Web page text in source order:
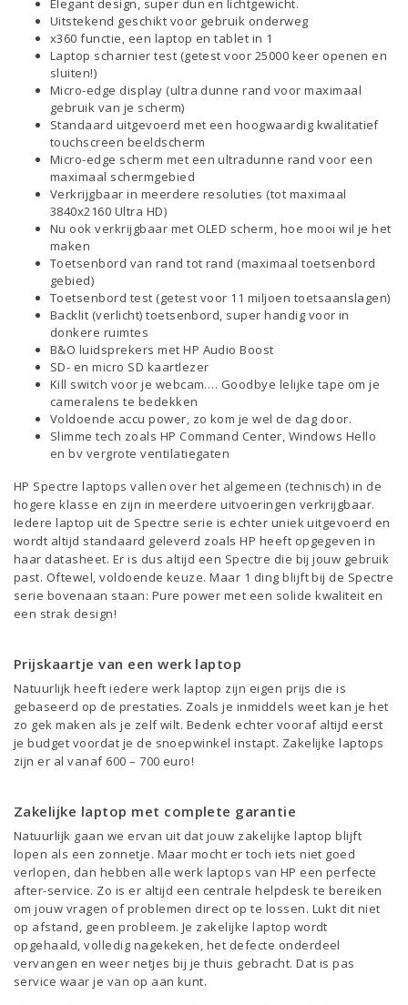
Elegant design, super dun en lichtgewicht.
Uitstekend geschikt voor gebruik onderweg
x360 functie, een laptop en tablet in 1
Laptop scharnier test (getest voor 25000 keer openen en
sluiten!)
Micro-edge display (ultra dunne rand voor maximaal
gebruik van je scherm)
Standaard uitgevoerd met een hoogwaardig kwalitatief
touchscreen beeldscherm
Micro-edge scherm met een ultradunne rand voor een
maximaal schermgebied
Verkrijgbaar in meerdere resoluties (tot maximaal
3840x2160 Ultra HD)
Nu ook verkrijgbaar met OLED scherm, hoe mooi wil je het
maken
Toetsenbord van rand tot rand (maximaal toetsenbord
gebied)
Toetsenbord test (getest voor 11 miljoen toetsaanslagen)
Backlit (verlicht) toetsenbord, super handig voor in
donkere ruimtes
B&O luidsprekers met HP Audio Boost
SD- en micro SD kaartlezer
Kill switch voor je webcam…. Goodbye lelijke tape om je
cameralens te bedekken
Voldoende accu power, zo kom je wel de dag door.
Slimme tech zoals HP Command Center, Windows Hello
en bv vergrote ventilatiegaten
HP Spectre laptops vallen over het algemeen (technisch) in de
hogere klasse en zijn in meerdere uitvoeringen verkrijgbaar.
Iedere laptop uit de Spectre serie is echter uniek uitgevoerd en
wordt altijd standaard geleverd zoals HP heeft opgegeven in
haar datasheet. Er is dus altijd een Spectre die bij jouw gebruik
past. Oftewel, voldoende keuze. Maar 1 ding blijft bij de Spectre
serie bovenaan staan: Pure power met een solide kwaliteit en
een strak design!
Prijskaartje van een werk laptop
Natuurlijk heeft iedere werk laptop zijn eigen prijs die is
gebaseerd op de prestaties. Zoals je inmiddels weet kan je het
zo gek maken als je zelf wilt. Bedenk echter vooraf altijd eerst
je budget voordat je de snoepwinkel instapt. Zakelijke laptops
zijn er al vanaf 600 – 700 euro!
Zakelijke laptop met complete garantie
Natuurlijk gaan we ervan uit dat jouw zakelijke laptop blijft
lopen als een zonnetje. Maar mocht er toch iets niet goed
verlopen, dan hebben alle werk laptops van HP een perfecte
after-service. Zo is er altijd een centrale helpdesk te bereiken
om jouw vragen of problemen direct op te lossen. Lukt dit niet
op afstand, geen probleem. Je zakelijke laptop wordt
opgehaald, volledig nagekeken, het defecte onderdeel
vervangen en weer netjes bij je thuis gebracht. Dat is pas
service waar je van op aan kunt.